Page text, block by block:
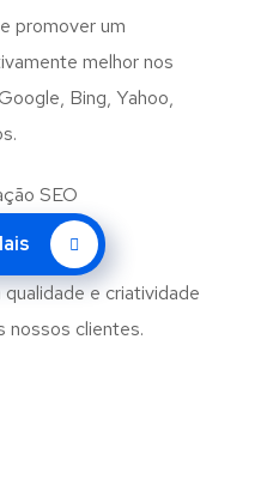
promover um
melhor nos
Bing, Yahoo,
e criatividade
nossos clientes.